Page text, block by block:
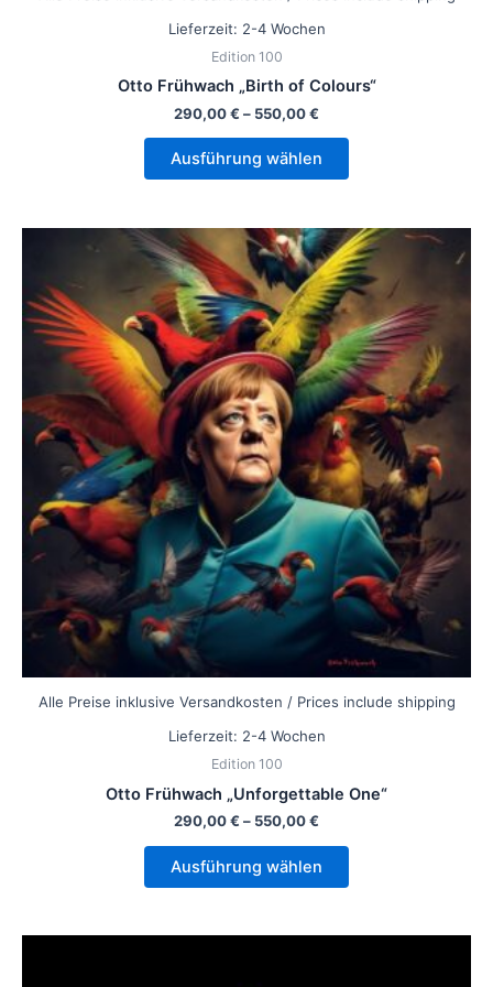
Lieferzeit: 2-4 Wochen
Edition 100
Otto Frühwach „Birth of Colours“
290,00€ – 550,00€
Ausführung wählen
Alle Preise inklusive Versandkosten / Prices include shipping
Lieferzeit: 2-4 Wochen
Edition 100
Otto Frühwach „Unforgettable One“
290,00€ – 550,00€
Ausführung wählen
Dieses
Produkt
weist
mehrere
Varianten
auf.
Die
Optionen
können
auf
der
Produktseite
gewählt
werden